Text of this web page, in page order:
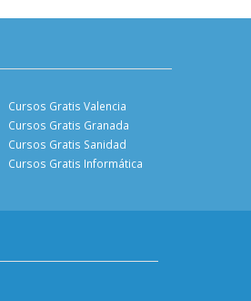
Cursos Gratis Valencia
Cursos Gratis Granada
Cursos Gratis Sanidad
Cursos Gratis Informática